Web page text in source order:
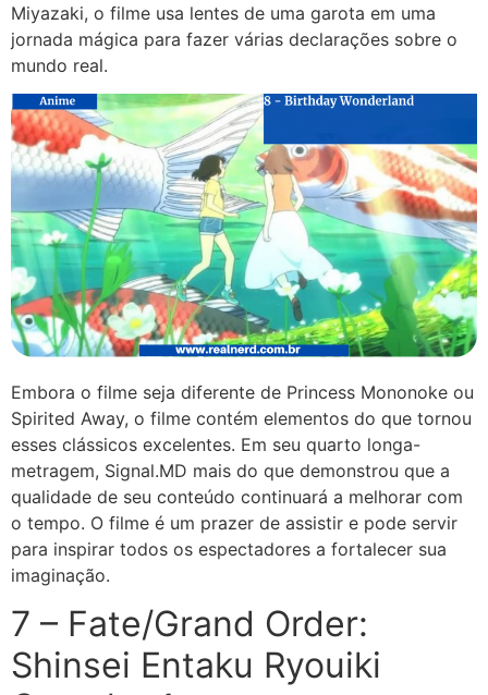
Miyazaki, o filme usa lentes de uma garota em uma
jornada mágica para fazer várias declarações sobre o
mundo real.
Embora o filme seja diferente de Princess Mononoke ou
Spirited Away, o filme contém elementos do que tornou
esses clássicos excelentes. Em seu quarto longa-
metragem, Signal.MD mais do que demonstrou que a
qualidade de seu conteúdo continuará a melhorar com
o tempo. O filme é um prazer de assistir e pode servir
para inspirar todos os espectadores a fortalecer sua
imaginação.
7 – Fate/Grand Order:
Shinsei Entaku Ryouiki